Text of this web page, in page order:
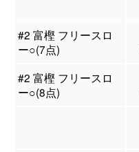
#2 富樫 フリースロ
ー○(7点)
#2 富樫 フリースロ
ー○(8点)